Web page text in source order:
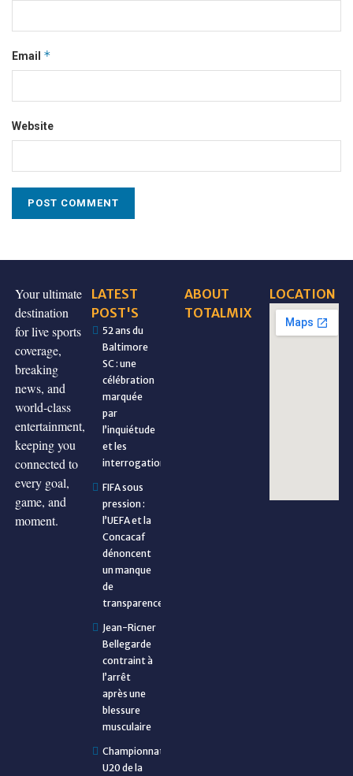
Email *
Website
Your ultimate
destination
for live sports
coverage,
breaking
news, and
world-class
entertainment,
keeping you
connected to
every goal,
game, and
moment.
LATEST
POST'S
52 ans du
Baltimore
SC : une
célébration
marquée
par
l’inquiétude
et les
interrogations
FIFA sous
pression :
l’UEFA et la
Concacaf
dénoncent
un manque
de
transparence
Jean-Ricner
Bellegarde
contraint à
l’arrêt
après une
blessure
musculaire
Championnat
U20 de la
ABOUT
TOTALMIX
LOCATION